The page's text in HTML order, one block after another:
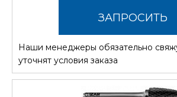
ЗАПРОСИТЬ
СТОИМОСТЬ
Наши менеджеры обязательно
уточнят условия заказа